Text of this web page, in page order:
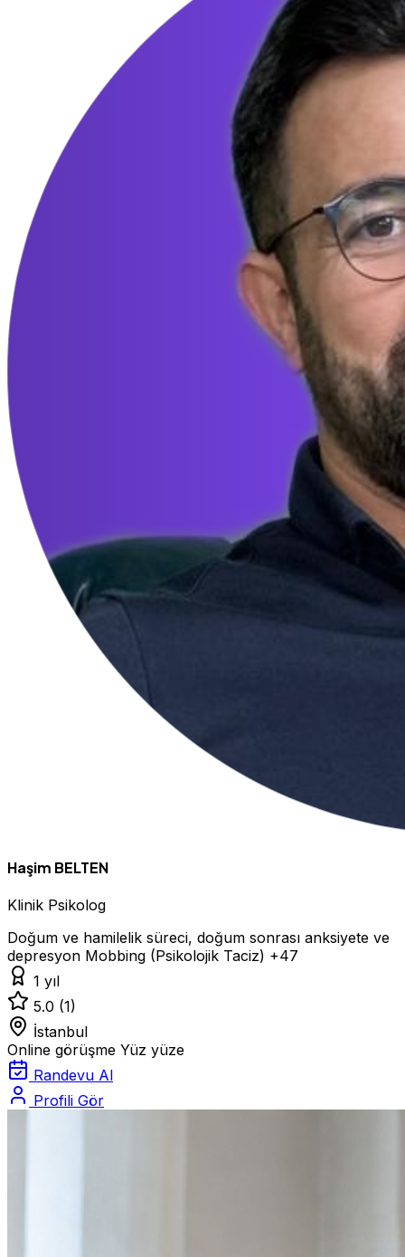
Haşim BELTEN
Klinik Psikolog
Doğum ve hamilelik süreci, doğum sonrası anksiyete ve
depresyon Mobbing (Psikolojik Taciz) +47
1 yıl
5.0 (1)
İstanbul
Online görüşme Yüz yüze
Randevu Al
Profili Gör